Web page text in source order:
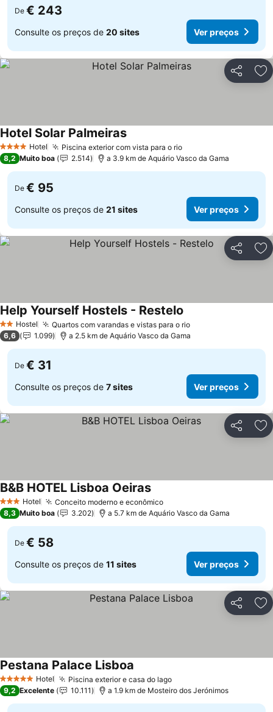
De € 243
Consulte os preços de 20 sites Ver preços
Partilhar
4 EstrelasHotel Piscina exterior com vista para o rioVer preços
Hotel Solar PalmeirasVer preços
8,2 Muito boa 2.514 a 3.9 km de Aquário Vasco da Gama
De € 95
Consulte os preços de 21 sites Ver preços
Partilhar
2 Estrelas
Hostel Quartos com varandas e vistas para o rioVer preços
Help Yourself Hostels - Restelo
6,6 1.099 a 2.5 km de Aquário Vasco da Gama
De € 31
Consulte os preços de 7 sites Ver preços
Partilhar
3 EstrelasHotel Conceito moderno e econômicoVer preços
B&B HOTEL Lisboa OeirasVer preços
8,3 Muito boa 3.202 a 5.7 km de Aquário Vasco da Gama
De € 58
Consulte os preços de 11 sites Ver preços
Partilhar
5 Estrelas Hotel Piscina exterior e casa do lagoVer preços
Pestana Palace Lisboa
9,2 Excelente 10.111 a 1.9 km de Mosteiro dos Jerónimos